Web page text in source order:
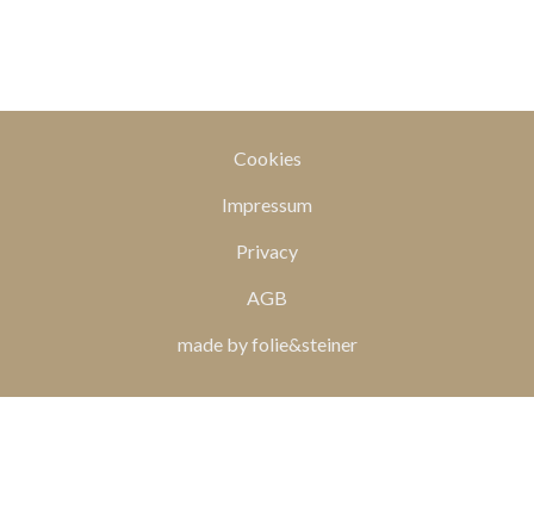
Cookies
Impressum
Privacy
AGB
made by folie&steiner